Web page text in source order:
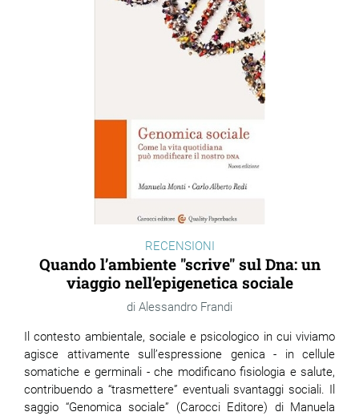
RECENSIONI
Quando l’ambiente "scrive" sul Dna: un
viaggio nell’epigenetica sociale
Alessandro Frandi
Il contesto ambientale, sociale e psicologico in cui viviamo
agisce attivamente sull’espressione genica - in cellule
somatiche e germinali - che modificano fisiologia e salute,
contribuendo a “trasmettere” eventuali svantaggi sociali. Il
saggio “Genomica sociale” (Carocci Editore) di Manuela